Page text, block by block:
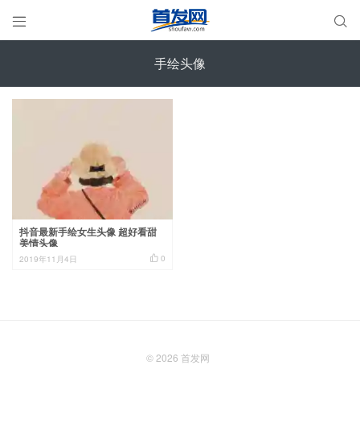
 
手绘头像
抖音最新手绘女生头像 超好看甜
美情头像
 0
2019年11月4日
© 2026 首发网